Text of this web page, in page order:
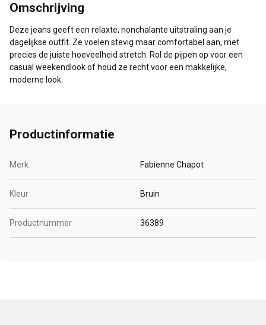
Omschrijving
Deze jeans geeft een relaxte, nonchalante uitstraling aan je
dagelijkse outfit. Ze voelen stevig maar comfortabel aan, met
precies de juiste hoeveelheid stretch. Rol de pijpen op voor een
casual weekendlook of houd ze recht voor een makkelijke,
moderne look.
Productinformatie
Merk Fabienne Chapot
Kleur Bruin
Productnummer 36389